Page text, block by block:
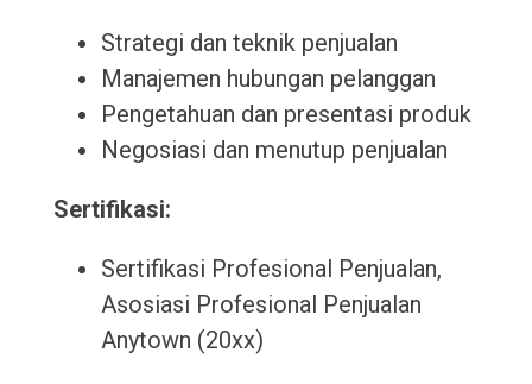
Strategi dan teknik penjualan
Manajemen hubungan pelanggan
Pengetahuan dan presentasi produk
Negosiasi dan menutup penjualan
Sertifikasi:
Sertifikasi Profesional Penjualan,
Asosiasi Profesional Penjualan
Anytown (20xx)